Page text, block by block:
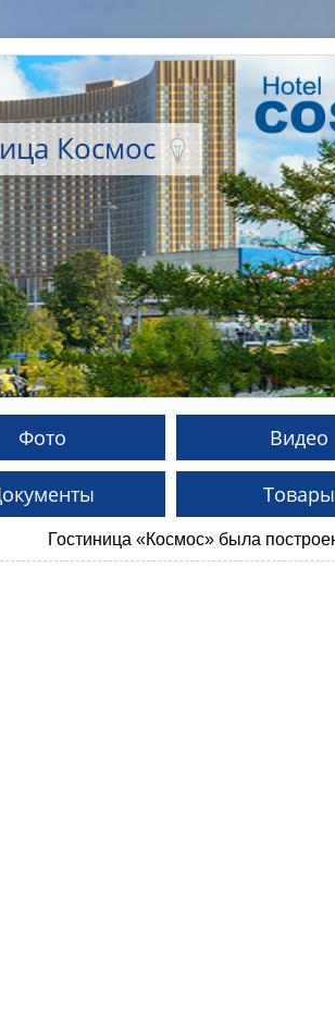
Космос
Фото Видео
Товары
«Космос» была построена в